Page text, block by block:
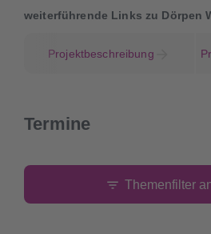
weiterführende Links zu Dörpen
Projektbeschreibung
Termine
Themenfilter